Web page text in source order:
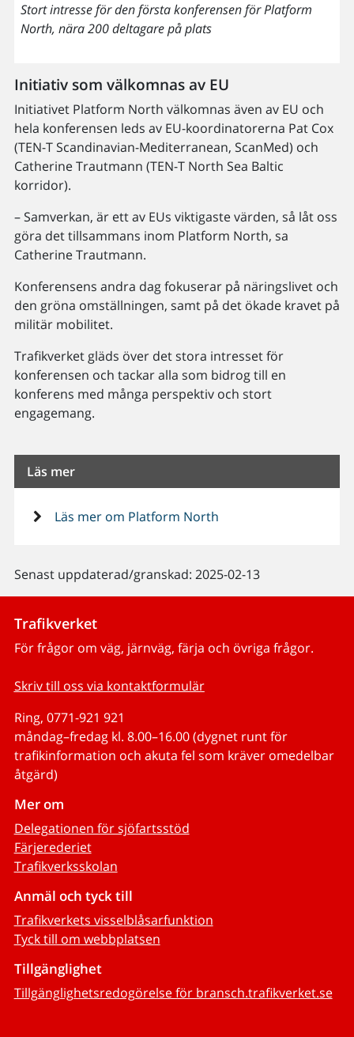
Stort intresse för den första konferensen för Platform
North, nära 200 deltagare på plats
Initiativ som välkomnas av EU
Initiativet Platform North välkomnas även av EU och
hela konferensen leds av EU-koordinatorerna Pat Cox
(TEN-T Scandinavian-Mediterranean, ScanMed) och
Catherine Trautmann (TEN-T North Sea Baltic
korridor).
– Samverkan, är ett av EUs viktigaste värden, så låt oss
göra det tillsammans inom Platform North, sa
Catherine Trautmann.
Konferensens andra dag fokuserar på näringslivet och
den gröna omställningen, samt på det ökade kravet på
militär mobilitet.
Trafikverket gläds över det stora intresset för
konferensen och tackar alla som bidrog till en
konferens med många perspektiv och stort
engagemang.
Läs mer
Läs mer om Platform North
Senast uppdaterad/granskad: 2025-02-13
Trafikverket
För frågor om väg, järnväg, färja och övriga frågor.
Skriv till oss via kontaktformulär
Ring, 0771-921 921
måndag–fredag kl. 8.00–16.00 (dygnet runt för
trafikinformation och akuta fel som kräver omedelbar
åtgärd)
Mer om
Delegationen för sjöfartsstöd
Färjerederiet
Trafikverksskolan
Anmäl och tyck till
Trafikverkets visselblåsarfunktion
Tyck till om webbplatsen
Tillgänglighet
Tillgänglighetsredogörelse för bransch.trafikverket.se